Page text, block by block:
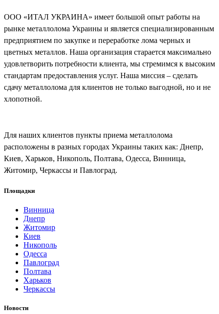
ООО «ИТАЛ УКРАИНА» имеет большой опыт работы на
рынке металлолома Украины и является специализированным
предприятием по закупке и переработке лома черных и
цветных металлов. Наша организация старается максимально
удовлетворить потребности клиента, мы стремимся к высоким
стандартам предоставления услуг. Наша миссия – сделать
сдачу металлолома для клиентов не только выгодной, но и не
хлопотной.
Для наших клиентов пункты приема металлолома
расположены в разных городах Украины таких как: Днепр,
Киев, Харьков, Никополь, Полтава, Одесса, Винница,
Житомир, Черкассы и Павлоград.
Площадки
Винница
Днепр
Житомир
Киев
Никополь
Одесса
Павлоград
Полтава
Харьков
Черкассы
Новости